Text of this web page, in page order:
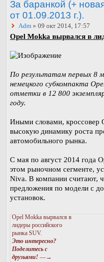
За баранкой (+
от 01.09.2013 г.).
Adm » 09 окт 2014, 17:57
Opel Mokka вырвался в
По результатам первых 8
немецкого субкомпакта
отметки в 12 800
году.
Иными словами, кроссовер
высокую динамику роста
автомобильного рынка.
С мая по август 2014 года
этом рыночном сегменте,
Niva. В компании считают,
предложения по модели с
установок.
Opel Mokka вырвался в
лидеры российского
рынка SUV.
Это интересно?
Поделитесь с
друзьями! —→